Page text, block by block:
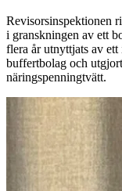
Revisorsinspektionen
i granskningen av ett
flera år utnyttjats av
buffertbolag och
näringspenningtvätt.